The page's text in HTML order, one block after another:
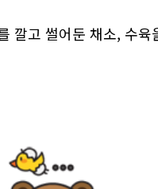
깔고 썰어둔 채소, 수육